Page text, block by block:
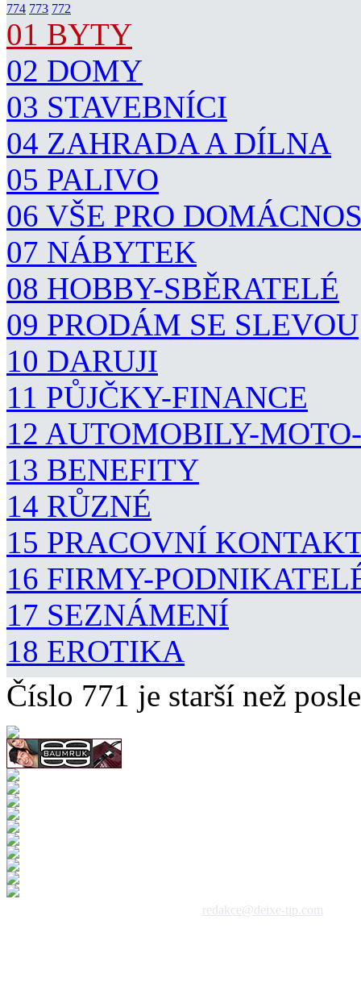
774 773 772
01 BYTY
02 DOMY
03 STAVEBNÍCI
04 ZAHRADA A DÍLNA
05 PALIVO
06 VŠE PRO
07 NÁBYTEK
08 HOBBY-SBĚRATELÉ
09 PRODÁM SE SLEVOU
10 DARUJI
11 PŮJČKY-FINANCE
12 AUTOMOBILY-
13 BENEFITY
14 RŮZNÉ
15 PRACOVNÍ
16 FIRMY-
17 SEZNÁMENÍ
18 EROTIKA
Číslo 771 je starší než
redakce@deixe-tip.com